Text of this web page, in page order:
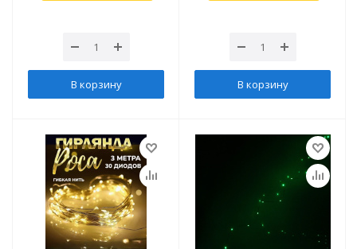
В корзину В корзину